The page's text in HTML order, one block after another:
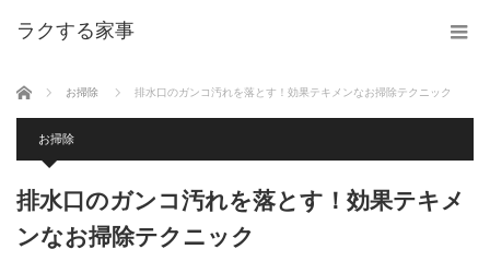
ラクする家事
ホーム お掃除 排水口のガンコ汚れを落とす！効果テキメンなお掃除テクニック
お掃除
排水口のガンコ汚れを落とす！効果テキメ
ンなお掃除テクニック